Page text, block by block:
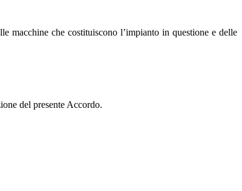
macchine che costituiscono l’impianto in questione e delle
del presente Accordo.